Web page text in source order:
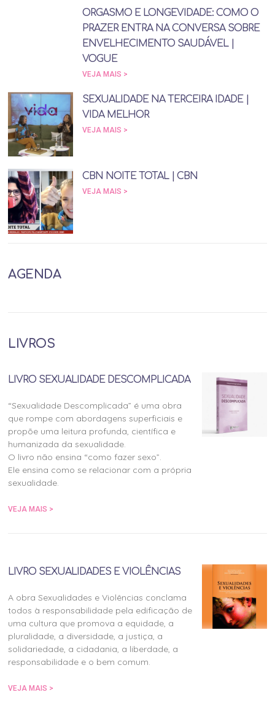
ORGASMO E LONGEVIDADE: COMO O
PRAZER ENTRA NA CONVERSA SOBRE
ENVELHECIMENTO SAUDÁVEL |
VOGUE
VEJA MAIS >
SEXUALIDADE NA TERCEIRA IDADE |
VIDA MELHOR
VEJA MAIS >
CBN NOITE TOTAL | CBN
VEJA MAIS >
AGENDA
LIVROS
LIVRO SEXUALIDADE DESCOMPLICADA
“Sexualidade Descomplicada” é uma obra
que rompe com abordagens superficiais e
propõe uma leitura profunda, científica e
humanizada da sexualidade.
O livro não ensina “como fazer sexo”.
Ele ensina como se relacionar com a própria
sexualidade.
VEJA MAIS >
LIVRO SEXUALIDADES E VIOLÊNCIAS
A obra Sexualidades e Violências conclama
todos à responsabilidade pela edificação de
uma cultura que promova a equidade, a
pluralidade, a diversidade, a justiça, a
solidariedade, a cidadania, a liberdade, a
responsabilidade e o bem comum.
VEJA MAIS >